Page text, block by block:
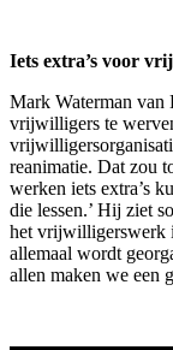
Iets extra’s voor
Mark Waterman van
vrijwilligers te
reanimatie. Dat zou
werken iets extra’s
die lessen.’ Hij ziet
het vrijwilligerswerk
allemaal wordt
allen maken we een